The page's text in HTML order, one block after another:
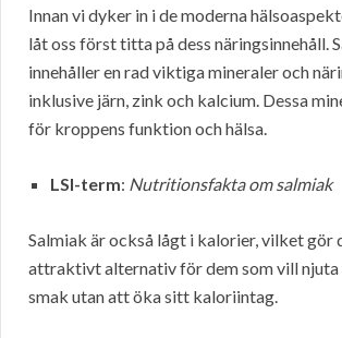
Innan vi dyker in i de moderna
låt oss först titta på dess näringsinnehåll.
innehåller en rad viktiga mineraler och
inklusive järn, zink och kalcium. Dessa
för kroppens funktion och hälsa.
LSI-term: Nutritionsfakta om salmiak
Salmiak är också lågt i kalorier, vilket gör
attraktivt alternativ för dem som vill njuta
smak utan att öka sitt kaloriintag.